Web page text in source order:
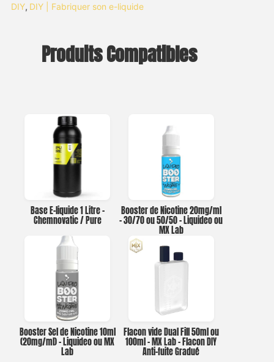
DIY, DIY | Fabriquer son e-liquide
Produits Compatibles
Base E-liquide 1 Litre –
Chemnovatic / Pure
Booster de Nicotine 20mg/ml
– 30/70 ou 50/50 – Liquideo ou
MX Lab
Booster Sel de Nicotine 10ml
(20mg/ml) – Liquideo ou MX
Lab
Flacon vide Dual Fill 50ml ou
100ml – MX Lab – Flacon DIY
Anti-fuite Gradué